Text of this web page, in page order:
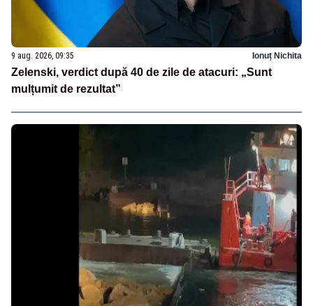
9 aug. 2026, 09:35 Ionuț Nichita
Zelenski, verdict după 40 de zile de atacuri: „Sunt
mulțumit de rezultat”